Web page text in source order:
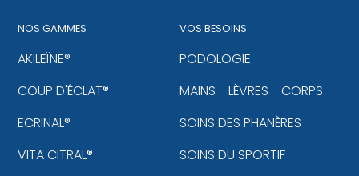
NOS GAMMES
AKILEÏNE®
COUP D'ÉCLAT®
ECRINAL®
VITA CITRAL®
VOS BESOINS
PODOLOGIE
MAINS - LÈVRES - CORPS
SOINS DES PHANÈRES
SOINS DU SPORTIF